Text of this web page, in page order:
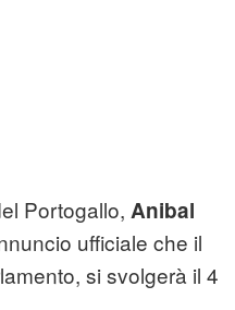
Portogallo, Anibal
ufficiale che il
si svolgerà il 4